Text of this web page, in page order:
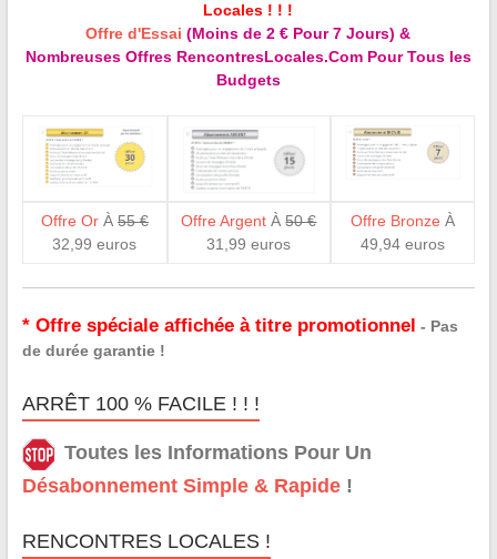
Locales ! ! !
Offre d'Essai (Moins de 2 € Pour 7 Jours) &
Nombreuses Offres RencontresLocales.Com Pour Tous les
Budgets
Offre OrÀ 55 €
32,99 euros
Offre Argent À50 €
31,99 euros
Offre Bronze À
49,94 euros
* Offre spéciale affichée à titre promotionnel - Pas
de durée garantie !
ARRÊT 100 % FACILE ! ! !
Toutes les Informations Pour Un
Désabonnement Simple & Rapide!
RENCONTRES LOCALES !